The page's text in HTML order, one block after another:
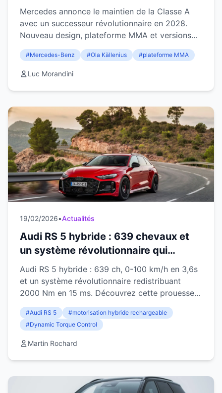
successeur révolutionnaire en 2028
Mercedes annonce le maintien de la Classe A
avec un successeur révolutionnaire en 2028.
Nouveau design, plateforme MMA et versions
électriques au programme.
#Mercedes-Benz #Ola Källenius #plateforme MMA
Luc Morandini
19/02/2026•Actualités
Audi RS 5 hybride : 639 chevaux et
un système révolutionnaire qui
redistribue 2000 Nm en 15
millisecondes
Audi RS 5 hybride : 639 ch, 0-100 km/h en 3,6s
et un système révolutionnaire redistribuant
2000 Nm en 15 ms. Découvrez cette prouesse
technique inédite.
#Audi RS 5
#motorisation hybride rechargeable
#Dynamic Torque Control
Martin Rochard